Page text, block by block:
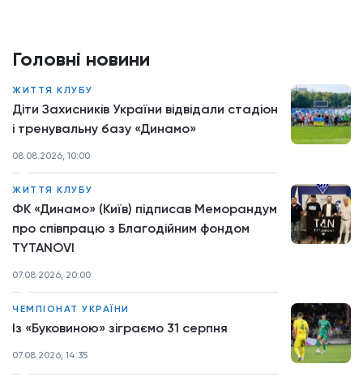
Головні новини
ЖИТТЯ КЛУБУ
Діти Захисників України відвідали стадіон
і тренувальну базу «Динамо»
08.08.2026, 10:00
ЖИТТЯ КЛУБУ
ФК «Динамо» (Київ) підписав Меморандум
про співпрацю з Благодійним фондом
TYTANOVI
07.08.2026, 20:00
ЧЕМПІОНАТ УКРАЇНИ
Із «Буковиною» зіграємо 31 серпня
07.08.2026, 14:35